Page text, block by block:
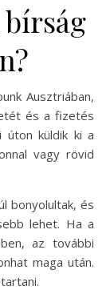
Ausztriában,
és a fizetés
úton küldik ki a
vagy rövid
bonyolultak, és
lehet. Ha a
az további
maga után.